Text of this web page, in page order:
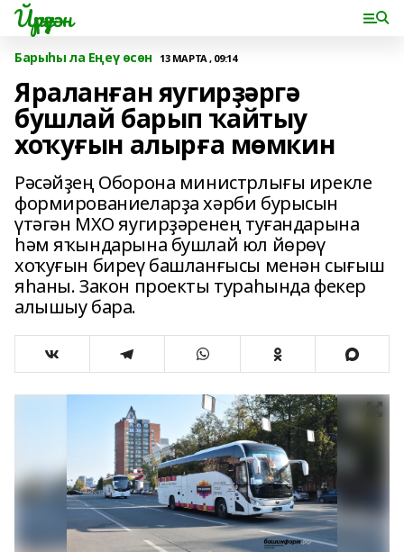
Йүрүҙән
Барыһы ла Еңеү өсөн 13 МАРТА , 09:14
Яраланған яугирҙәргә
бушлай барып ҡайтыу
хоҡуғын алырға мөмкин
Рәсәйҙең Оборона министрлығы ирекле
формированиеларҙа хәрби бурысын
үтәгән МХО яугирҙәренең туғандарына
һәм яҡындарына бушлай юл йөрөү
хоҡуғын биреү башланғысы менән сығыш
яһаны. Закон проекты тураһында фекер
алышыу бара.